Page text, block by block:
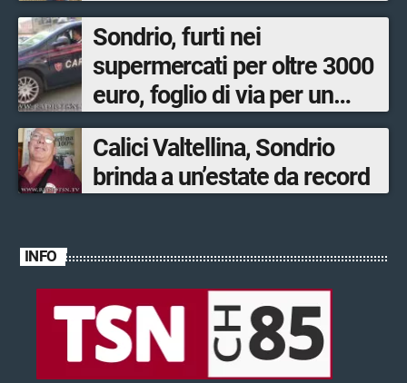
Sondrio, furti nei
supermercati per oltre 3000
euro, foglio di via per un
ventinovenne
Calici Valtellina, Sondrio
brinda a un’estate da record
INFO